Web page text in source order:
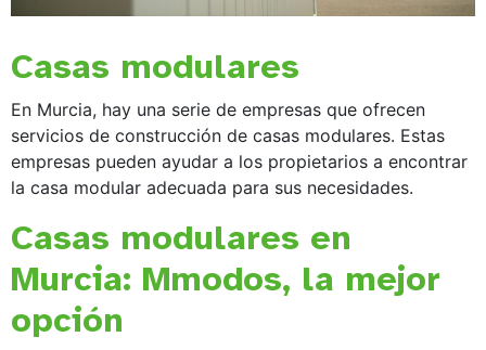
Casas modulares
En Murcia, hay una serie de empresas que ofrecen
servicios de construcción de casas modulares. Estas
empresas pueden ayudar a los propietarios a encontrar
la casa modular adecuada para sus necesidades.
Casas modulares en
Murcia: Mmodos, la mejor
opción